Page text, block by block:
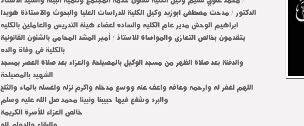
الدكتور / مدحت مصطفى ابوزيد وكيل الكلية للدراسات العليا والبحوث والاستاذة هويدا
ابراهيم الوحش مدير عام الكليه والساده اعضاء هيئة التدريس والعاملين بالكليه
يتقدمون بخالص التعازى والمواساة للاستاذ / أمير المشد المحامى بالشئون القانونية
بالكلية فى وفاة والده
والدفنة بعد صلاة الظهر من مسجد الوكيل بالمصيلحة والعزاء بعد صلاة العصر بمسجد
الشهيد بالمصيلحة
اللهم اغفر له وارحمه وعافه واعف عنه ووسع مدخله واكرم نزله واغسله بالماء والثلج
والبرد وشفع فيها حبيبنا ونبينا محمد صل الله عليه وسلم
خالص العزاء للأسرة الكريمة